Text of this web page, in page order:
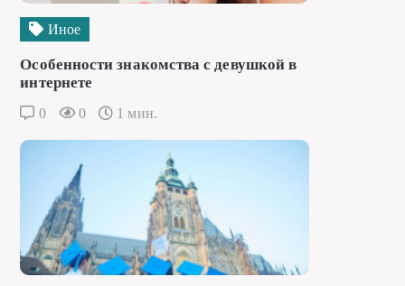
Иное
Особенности знакомства с девушкой в
интернете
0 0 1 мин.